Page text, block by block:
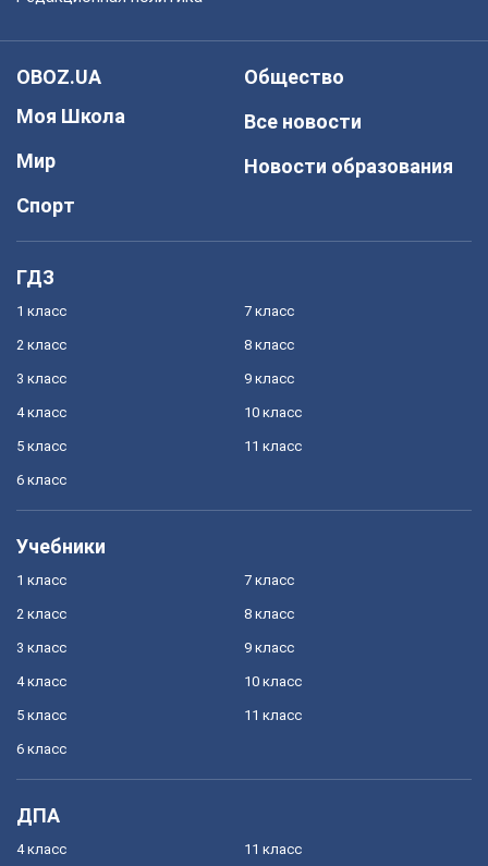
OBOZ.UA
Моя Школа
Мир
Спорт
Общество
Все новости
Новости образования
ГДЗ
1 класс
2 класс
3 класс
4 класс
5 класс
6 класс
7 класс
8 класс
9 класс
10 класс
11 класс
Учебники
1 класс
2 класс
3 класс
4 класс
5 класс
6 класс
7 класс
8 класс
9 класс
10 класс
11 класс
ДПА
4 класс 11 класс